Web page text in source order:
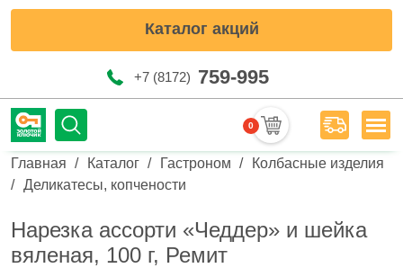
Каталог акций
+7 (8172) 759-995
0 Меню
Строка навигации
Главная Каталог Гастроном
Колбасные изделия
Деликатесы, копчености
Нарезка ассорти «Чеддер» и шейка
вяленая, 100 г, Ремит